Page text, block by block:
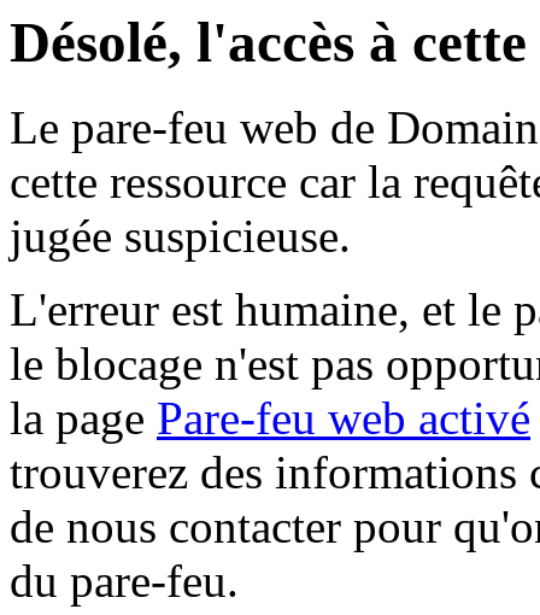
Désolé, l'accès à
Le pare-feu web de
cette ressource car la
jugée suspicieuse.
L'erreur est humaine, et le
le blocage n'est pas
la page Pare-feu web activé
trouverez des informations
de nous contacter pour
du pare-feu.